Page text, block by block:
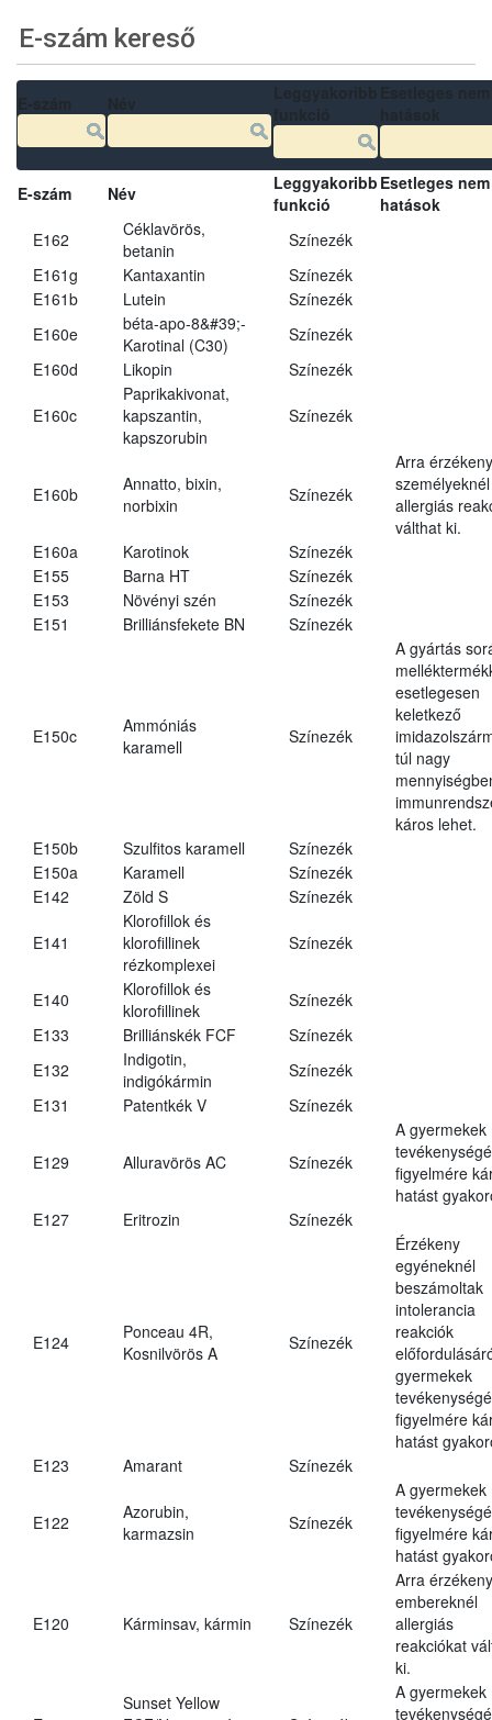
E-szám kereső
E-szám Név
Leggyakoribb
funkció
Esetleges
hatások
E162
Céklavörös,
betanin
Színezék
E161g
Kantaxantin
Színezék
E161b
Lutein
Színezék
E160e
béta-apo-8&#39;-
Karotinal (C30)
Színezék
E160d
Likopin Színezék
E160c
Paprikakivonat,
kapszantin,
kapszorubin
Színezék
E160b
Annatto, bixin,
norbixin
Színezék
Arra érzékeny
személyeknél
allergiás
válthat ki.
E160a
Karotinok
Színezék
E155
Barna HT
Színezék
E153
Növényi szén
Színezék
E151
Brilliánsfekete BN Színezék
E150c
Ammóniás
karamell
Színezék
A gyártás
esetlegesen
keletkező
túl nagy
káros lehet.
E150b
Szulfitos karamell
Színezék
E150a
Karamell
Színezék
E142
Zöld S Színezék
E141
Klorofillok és
klorofillinek
rézkomplexei
Színezék
E140
Klorofillok és
klorofillinek
Színezék
E133
Brilliánskék FCF
Színezék
E132
Indigotin,
indigókármin
Színezék
E131
Patentkék V Színezék
E129 Alluravörös AC Színezék
A gyermekek
figyelmére
hatást
E127
Eritrozin Színezék
E124
Ponceau 4R,
Kosnilvörös A
Színezék
Érzékeny
egyéneknél
beszámoltak
intolerancia
reakciók
gyermekek
figyelmére
hatást
E123
Amarant Színezék
E122
Azorubin,
karmazsin
Színezék
A gyermekek
figyelmére
hatást
E120 Kárminsav, kármin Színezék
Arra érzékeny
embereknél
allergiás
reakciókat
ki.
Sunset Yellow
A gyermekek